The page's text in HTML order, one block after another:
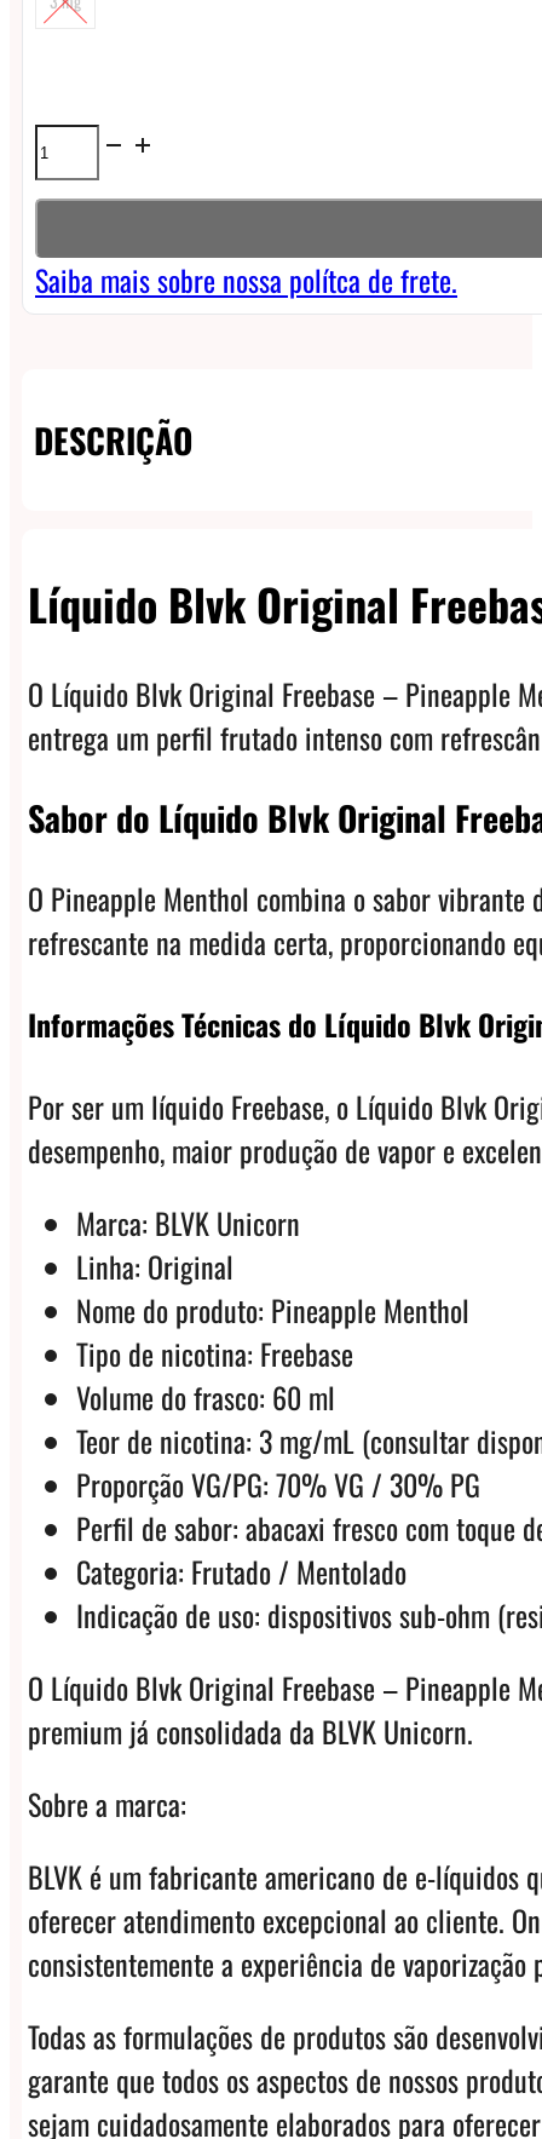
Líquido
Blvk
Freebase
-
quantidade
Saiba mais sobre nossa polítca de frete.
DESCRIÇÃO
Líquido Blvk Original
O Líquido Blvk Original Freebase – Pineapple
entrega um perfil frutado intenso com
Sabor do Líquido Blvk Original
O Pineapple Menthol combina o sabor vibrante
refrescante na medida certa, proporcionando
Informações Técnicas do Líquido Blvk
Por ser um líquido Freebase, o Líquido Blvk
desempenho, maior produção de vapor e
Marca: BLVK Unicorn
Linha: Original
Nome do produto: Pineapple Menthol
Tipo de nicotina: Freebase
Volume do frasco: 60 ml
Teor de nicotina: 3 mg/mL (consultar
Proporção VG/PG: 70% VG / 30% PG
Perfil de sabor: abacaxi fresco com toque
Categoria: Frutado / Mentolado
Indicação de uso: dispositivos sub-ohm
O Líquido Blvk Original Freebase – Pineapple
premium já consolidada da BLVK Unicorn.
Sobre a marca:
BLVK é um fabricante americano de e-
oferecer atendimento excepcional ao cliente.
consistentemente a experiência de
Todas as formulações de produtos são
garante que todos os aspectos de nossos
sejam cuidadosamente elaborados para